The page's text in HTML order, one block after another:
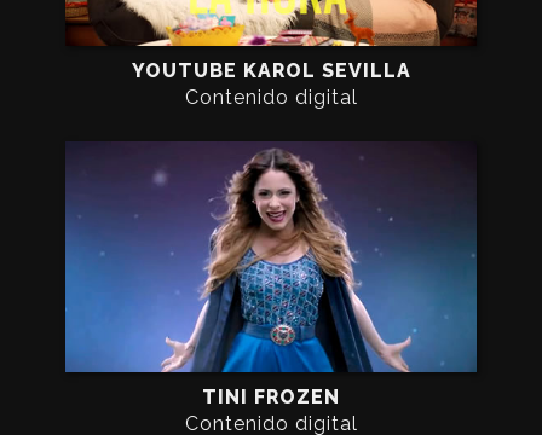
YOUTUBE KAROL SEVILLA
Contenido digital
TINI FROZEN
Contenido digital